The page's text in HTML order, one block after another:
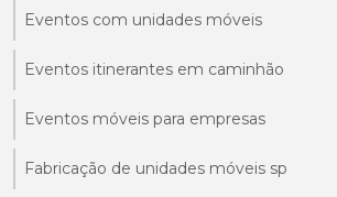
Eventos com unidades móveis
Eventos itinerantes em caminhão
Eventos móveis para empresas
Fabricação de unidades móveis sp